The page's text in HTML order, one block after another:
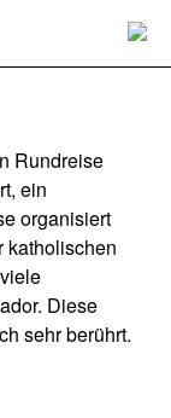
Rundreise
ein
organisiert
katholischen
Diese
sehr berührt.